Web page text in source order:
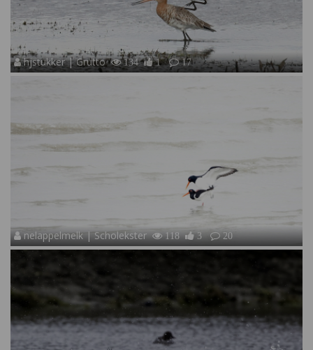
hjstukker | Grutto 134 1 17
nelappelmelk | Scholekster 118 3 20